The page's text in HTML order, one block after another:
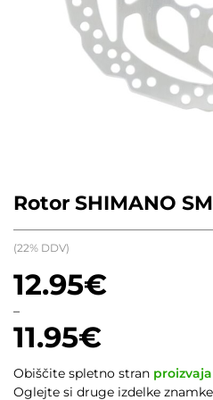
Rotor SHIMANO
11.95€
–
12.95€
razpon:
od
(22% DDV)
Obiščite spletno stran
Oglejte si druge izdelke znamke